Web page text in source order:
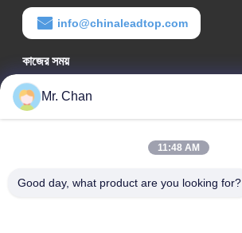
info@chinaleadtop.com
কাজের সময়
8:30-22:30
আমাদের ঠিকানা
Mr. Chan
11:48 AM
Good day, what product are you looking for?